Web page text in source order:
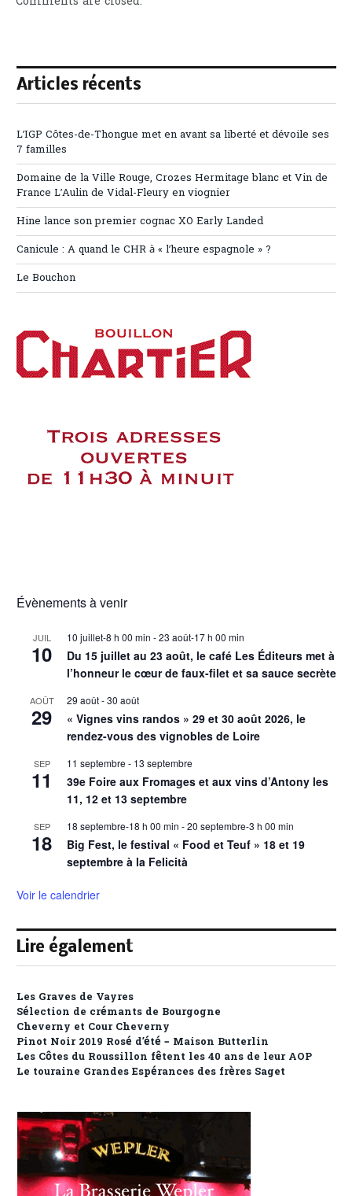
Articles récents
L’IGP Côtes-de-Thongue met en avant sa liberté et dévoile ses
7 familles
Domaine de la Ville Rouge, Crozes Hermitage blanc et Vin de
France L’Aulin de Vidal-Fleury en viognier
Hine lance son premier cognac XO Early Landed
Canicule : A quand le CHR à « l’heure espagnole » ?
Le Bouchon
Évènements à venir
JUIL
10
10 juillet-8 h 00 min -23 août-17 h 00 min
Du 15 juillet au 23 août, le café Les Éditeurs met à
l’honneur le cœur de faux-filet et sa sauce secrète
AOÛT
29
29 août-30 août
« Vignes vins randos » 29 et 30 août 2026, le
rendez-vous des vignobles de Loire
SEP
11
11 septembre - 13 septembre
39e Foire aux Fromages et aux vins d’Antony les
11, 12 et 13 septembre
SEP
18
18 septembre-18 h 00 min -20 septembre-3 h 00 min
Big Fest, le festival « Food et Teuf » 18 et 19
septembre à la Felicità
Voir le calendrier
Lire également
Les Graves de Vayres
Sélection de crémants de Bourgogne
Cheverny et Cour Cheverny
Pinot Noir 2019 Rosé d’été – Maison Butterlin
Les Côtes du Roussillon fêtent les 40 ans de leur AOP
Le touraine Grandes Espérances des frères Saget